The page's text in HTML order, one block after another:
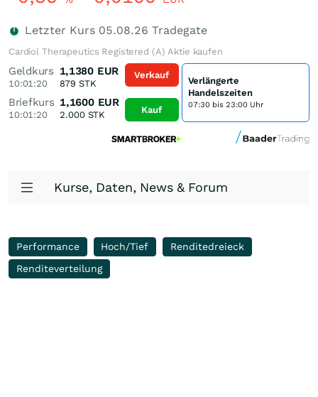
Letzter Kurs 05.08.26 Tradegate
Cardiol Therapeutics Registered (A) Aktie kaufen
Geldkurs
10:01:20
1,1380 EUR
879 STK
Briefkurs
10:01:20
1,1600 EUR
2.000STK
Verkauf
Kauf
Verlängerte
Handelszeiten
07:30 bis 23:00 Uhr
Kurse, Daten, News & Forum
Performance Hoch/Tief
Renditedreieck
Renditeverteilung